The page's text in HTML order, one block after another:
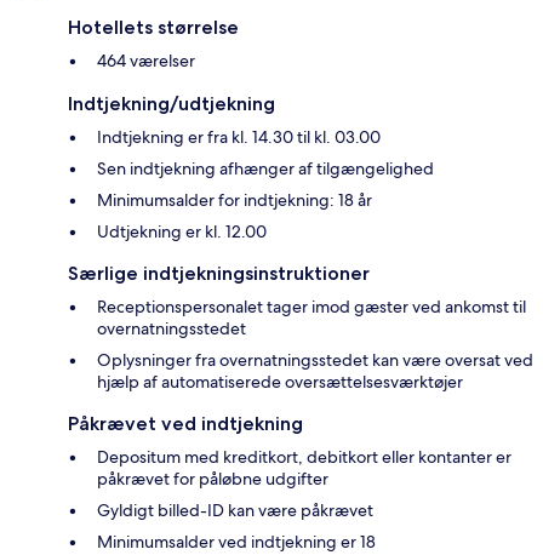
Hotellets størrelse
464 værelser
Indtjekning/udtjekning
Indtjekning er fra kl. 14.30 til kl. 03.00
Sen indtjekning afhænger af tilgængelighed
Minimumsalder for indtjekning: 18 år
Udtjekning er kl. 12.00
Særlige indtjekningsinstruktioner
Receptionspersonalet tager imod gæster ved ankomst til
overnatningsstedet
Oplysninger fra overnatningsstedet kan være oversat ved
hjælp af automatiserede oversættelsesværktøjer
Påkrævet ved indtjekning
Depositum med kreditkort, debitkort eller kontanter er
påkrævet for påløbne udgifter
Gyldigt billed-ID kan være påkrævet
Minimumsalder ved indtjekning er 18